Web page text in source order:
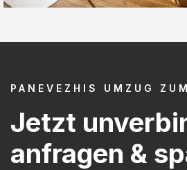
PANEVEZHIS UMZUG
Jetzt
anfragen &